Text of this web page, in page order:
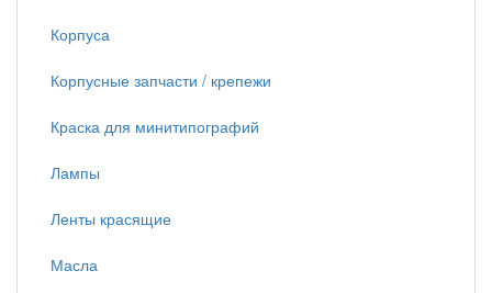
Корпуса
Корпусные запчасти / крепежи
Краска для минитипографий
Лампы
Ленты красящие
Масла